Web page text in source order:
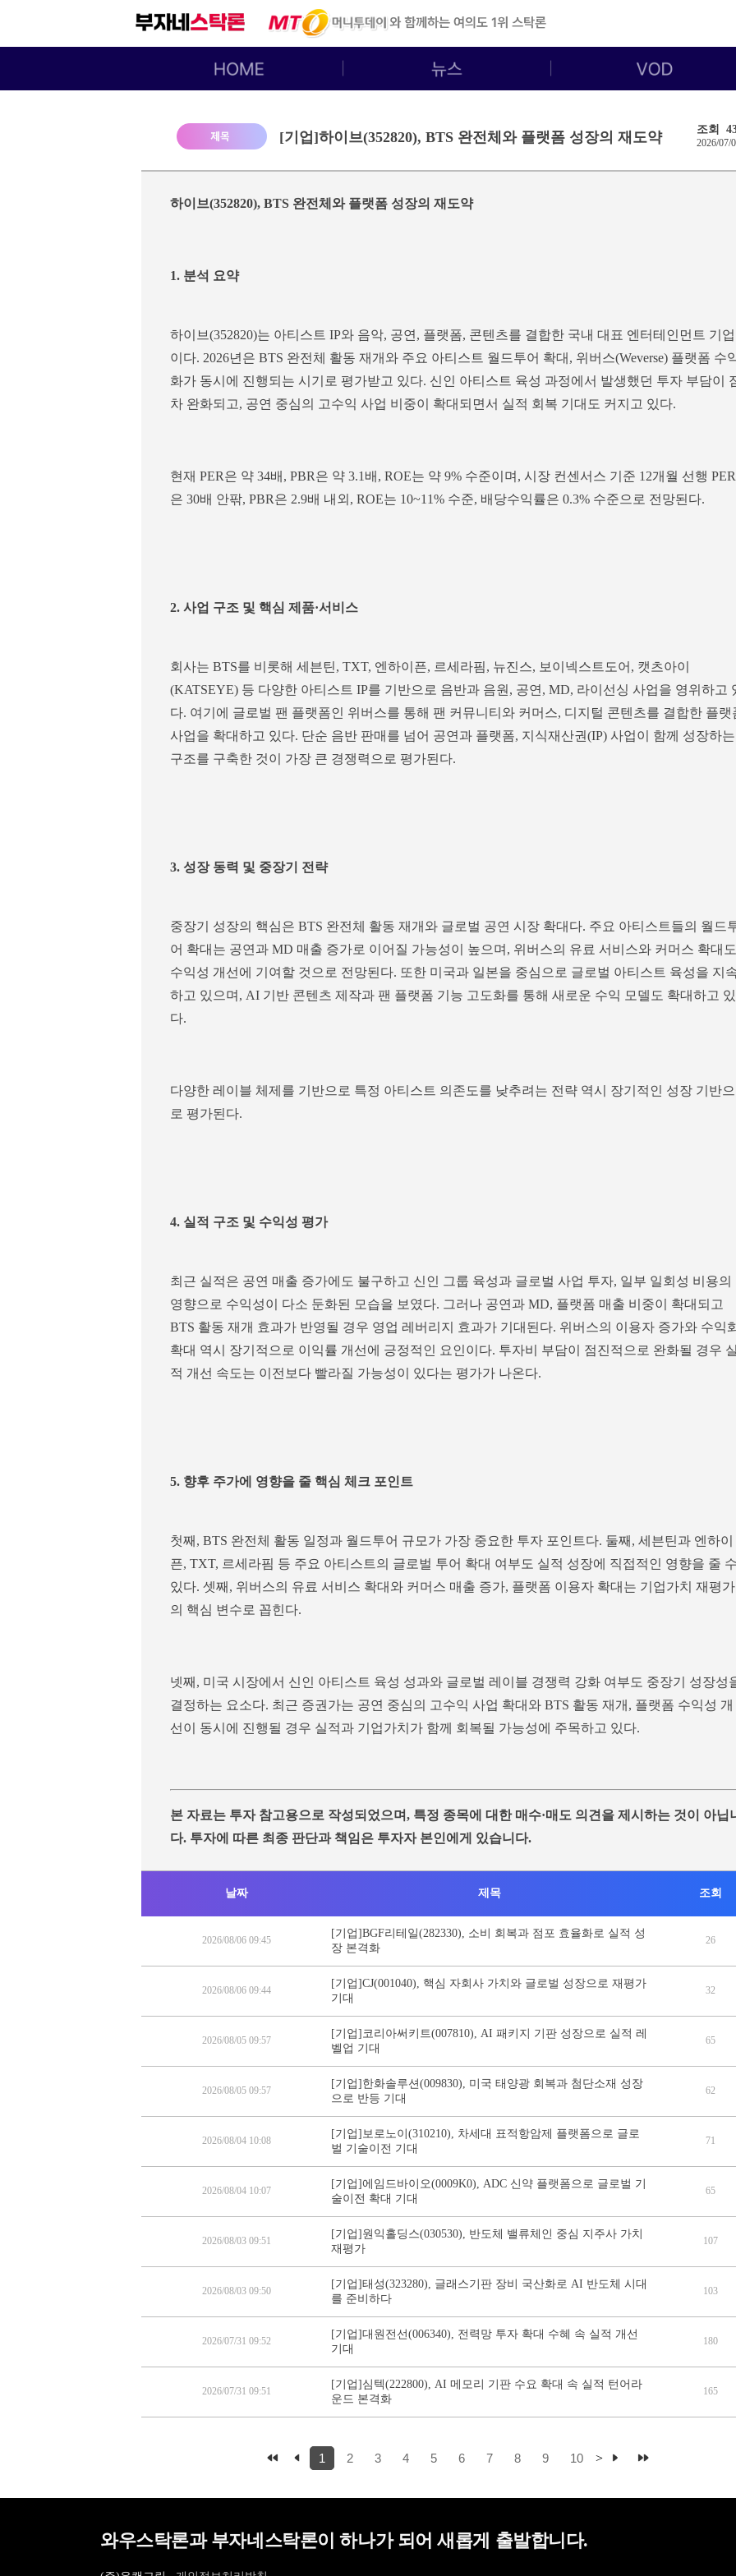
[기업]하이브(352820), BTS 완전체와 플랫폼 성장의 재도약 조회
2026/07/
하이브(352820), BTS 완전체와 플랫폼 성장의 재도약
1. 분석 요약
하이브(352820)는 아티스트 IP와 음악, 공연, 플랫폼, 콘텐츠를 결합한 국내 대표 엔터테인먼트 기업
이다. 2026년은 BTS 완전체 활동 재개와 주요 아티스트 월드투어 확대, 위버스(Weverse) 플랫폼 수
화가 동시에 진행되는 시기로 평가받고 있다. 신인 아티스트 육성 과정에서 발생했던 투자 부담이
차 완화되고, 공연 중심의 고수익 사업 비중이 확대되면서 실적 회복 기대도 커지고 있다.
현재 PER은 약 34배, PBR은 약 3.1배, ROE는 약 9% 수준이며, 시장 컨센서스 기준 12개월 선행 PER
은 30배 안팎, PBR은 2.9배 내외, ROE는 10~11% 수준, 배당수익률은 0.3% 수준으로 전망된다.
2. 사업 구조 및 핵심 제품·서비스
회사는 BTS를 비롯해 세븐틴, TXT, 엔하이픈, 르세라핌, 뉴진스, 보이넥스트도어, 캣츠아이
(KATSEYE) 등 다양한 아티스트 IP를 기반으로 음반과 음원, 공연, MD, 라이선싱 사업을 영위하고
다. 여기에 글로벌 팬 플랫폼인 위버스를 통해 팬 커뮤니티와 커머스, 디지털 콘텐츠를 결합한 플랫
사업을 확대하고 있다. 단순 음반 판매를 넘어 공연과 플랫폼, 지식재산권(IP) 사업이 함께 성장하는
구조를 구축한 것이 가장 큰 경쟁력으로 평가된다.
3. 성장 동력 및 중장기 전략
중장기 성장의 핵심은 BTS 완전체 활동 재개와 글로벌 공연 시장 확대다. 주요 아티스트들의 월드
어 확대는 공연과 MD 매출 증가로 이어질 가능성이 높으며, 위버스의 유료 서비스와 커머스 확대도
수익성 개선에 기여할 것으로 전망된다. 또한 미국과 일본을 중심으로 글로벌 아티스트 육성을 지
하고 있으며, AI 기반 콘텐츠 제작과 팬 플랫폼 기능 고도화를 통해 새로운 수익 모델도 확대하고 있
다.
다양한 레이블 체제를 기반으로 특정 아티스트 의존도를 낮추려는 전략 역시 장기적인 성장 기반으
로 평가된다.
4. 실적 구조 및 수익성 평가
최근 실적은 공연 매출 증가에도 불구하고 신인 그룹 육성과 글로벌 사업 투자, 일부 일회성 비용의
영향으로 수익성이 다소 둔화된 모습을 보였다. 그러나 공연과 MD, 플랫폼 매출 비중이 확대되고
BTS 활동 재개 효과가 반영될 경우 영업 레버리지 효과가 기대된다. 위버스의 이용자 증가와 수익
확대 역시 장기적으로 이익률 개선에 긍정적인 요인이다. 투자비 부담이 점진적으로 완화될 경우 실
적 개선 속도는 이전보다 빨라질 가능성이 있다는 평가가 나온다.
5. 향후 주가에 영향을 줄 핵심 체크 포인트
첫째, BTS 완전체 활동 일정과 월드투어 규모가 가장 중요한 투자 포인트다. 둘째, 세븐틴과 엔하이
픈, TXT, 르세라핌 등 주요 아티스트의 글로벌 투어 확대 여부도 실적 성장에 직접적인 영향을 줄 수
있다. 셋째, 위버스의 유료 서비스 확대와 커머스 매출 증가, 플랫폼 이용자 확대는 기업가치 재평가
의 핵심 변수로 꼽힌다.
넷째, 미국 시장에서 신인 아티스트 육성 성과와 글로벌 레이블 경쟁력 강화 여부도 중장기 성장성
결정하는 요소다. 최근 증권가는 공연 중심의 고수익 사업 확대와 BTS 활동 재개, 플랫폼 수익성 개
선이 동시에 진행될 경우 실적과 기업가치가 함께 회복될 가능성에 주목하고 있다.
본 자료는 투자 참고용으로 작성되었으며, 특정 종목에 대한 매수·매도 의견을 제시하는 것이 아닙
다. 투자에 따른 최종 판단과 책임은 투자자 본인에게 있습니다.
날짜 제목 조회
2026/08/06 09:45
[기업]BGF리테일(282330), 소비 회복과 점포 효율화로 실적 성
장 본격화
26
2026/08/06 09:44
[기업]CJ(001040), 핵심 자회사 가치와 글로벌 성장으로 재평가
기대
32
2026/08/05 09:57
[기업]코리아써키트(007810), AI 패키지 기판 성장으로 실적 레
벨업 기대
65
2026/08/05 09:57
[기업]한화솔루션(009830), 미국 태양광 회복과 첨단소재 성장
으로 반등 기대
62
2026/08/04 10:08
[기업]보로노이(310210), 차세대 표적항암제 플랫폼으로 글로
벌 기술이전 기대
71
2026/08/04 10:07
[기업]에임드바이오(0009K0), ADC 신약 플랫폼으로 글로벌 기
술이전 확대 기대
65
2026/08/03 09:51
[기업]원익홀딩스(030530), 반도체 밸류체인 중심 지주사 가치
재평가
107
2026/08/03 09:50
[기업]태성(323280), 글래스기판 장비 국산화로 AI 반도체 시대
를 준비하다
103
2026/07/31 09:52
[기업]대원전선(006340), 전력망 투자 확대 수혜 속 실적 개선
기대
180
2026/07/31 09:51
[기업]심텍(222800), AI 메모리 기판 수요 확대 속 실적 턴어라
운드 본격화
165
1 2 3 4 5 6 7 8 9 10 >
와우스탁론과 부자네스탁론이 하나가 되어 새롭게 출발합니다.